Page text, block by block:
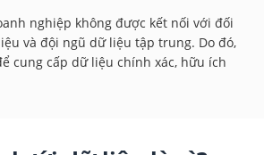
nghiệp không được kết nối với đối
và đội ngũ dữ liệu tập trung. Do đó,
cung cấp dữ liệu chính xác, hữu ích